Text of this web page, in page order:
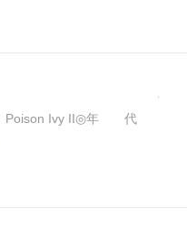
高
Ivy II◎年 代